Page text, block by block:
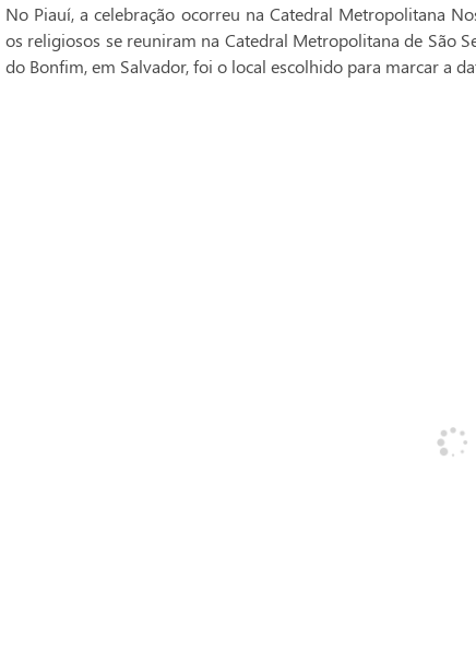
No Piauí, a celebração ocorreu na Catedral Metropolitana
os religiosos se reuniram na Catedral Metropolitana de São
do Bonfim, em Salvador, foi o local escolhido para marcar a